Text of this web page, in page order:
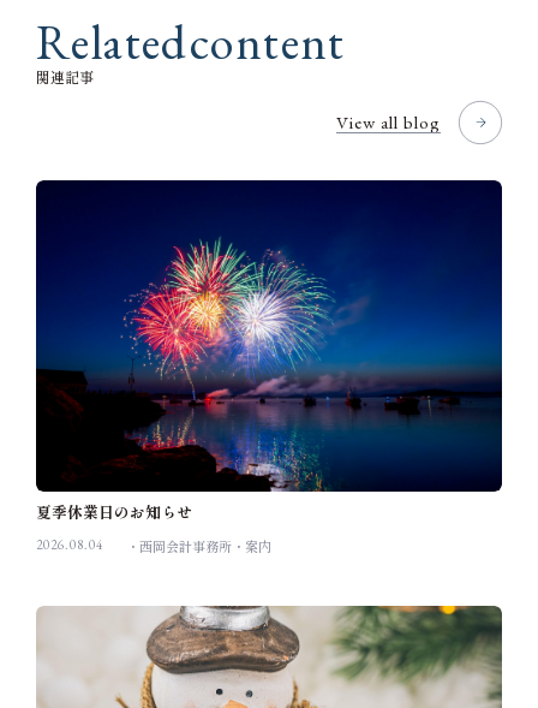
関連記事
Relatedcontent
View all blog
夏季休業日のお知らせ
2026.08.04 西岡会計事務所 案内